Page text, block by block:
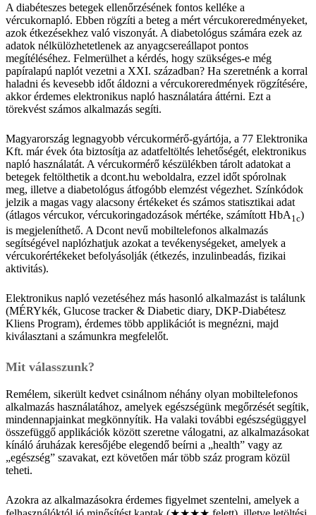
A diabéteszes betegek ellenőrzésének fontos kelléke a
vércukornapló. Ebben rögzíti a beteg a mért vércukoreredményeket,
azok étkezésekhez való viszonyát. A diabetológus számára ezek az
adatok nélkülözhetetlenek az anyagcsereállapot pontos
megítéléséhez. Felmerülhet a kérdés, hogy szükséges-e még
papíralapú naplót vezetni a XXI. században? Ha szeretnénk a korral
haladni és kevesebb időt áldozni a vércukoreredmények rögzítésére,
akkor érdemes elektronikus napló használatára áttérni. Ezt a
törekvést számos alkalmazás segíti.
Magyarország legnagyobb vércukormérő-gyártója, a 77 Elektronika
Kft. már évek óta biztosítja az adatfeltöltés lehetőségét, elektronikus
napló használatát. A vércukormérő készülékben tárolt adatokat a
betegek feltölthetik a dcont.hu weboldalra, ezzel időt spórolnak
meg, illetve a diabetológus átfogóbb elemzést végezhet. Színkódok
jelzik a magas vagy alacsony értékeket és számos statisztikai adat
(átlagos vércukor, vércukoringadozások mértéke, számított HbA 1c)
is megjeleníthető. A Dcont nevű mobiltelefonos alkalmazás
segítségével naplózhatjuk azokat a tevékenységeket, amelyek a
vércukorértékeket befolyásolják (étkezés, inzulinbeadás, fizikai
aktivitás).
Elektronikus napló vezetéséhez más hasonló alkalmazást is találunk
(MÉRYkék, Glucose tracker & Diabetic diary, DKP-Diabétesz
Kliens Program), érdemes több applikációt is megnézni, majd
kiválasztani a számunkra megfelelőt.
Mit válasszunk?
Remélem, sikerült kedvet csinálnom néhány olyan mobiltelefonos
alkalmazás használatához, amelyek egészségünk megőrzését segítik,
mindennapjainkat megkönnyítik. Ha valaki további egészségüggyel
összefüggő applikációk között szeretne válogatni, az alkalmazásokat
kínáló áruházak keresőjébe elegendő beírni a „health” vagy az
„egészség” szavakat, ezt követően már több száz program közül
teheti.
Azokra az alkalmazásokra érdemes figyelmet szentelni, amelyek a